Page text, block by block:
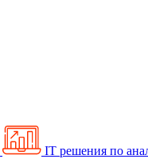
IT решения по